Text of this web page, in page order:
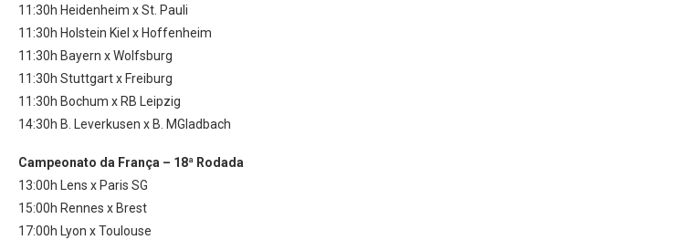
11:30h Heidenheim x St. Pauli
11:30h Holstein Kiel x Hoffenheim
11:30h Bayern x Wolfsburg
11:30h Stuttgart x Freiburg
11:30h Bochum x RB Leipzig
14:30h B. Leverkusen x B. MGladbach
Campeonato da França – 18ª Rodada
13:00h Lens x Paris SG
15:00h Rennes x Brest
17:00h Lyon x Toulouse